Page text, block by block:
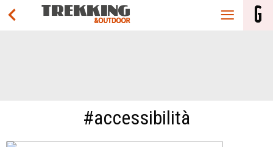
#accessibilità